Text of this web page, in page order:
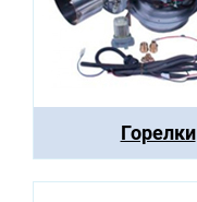
Горелки